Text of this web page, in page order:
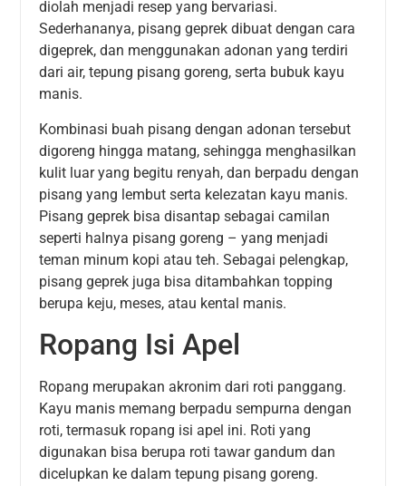
diolah menjadi resep yang bervariasi.
Sederhananya, pisang geprek dibuat dengan cara
digeprek, dan menggunakan adonan yang terdiri
dari air, tepung pisang goreng, serta bubuk kayu
manis.
Kombinasi buah pisang dengan adonan tersebut
digoreng hingga matang, sehingga menghasilkan
kulit luar yang begitu renyah, dan berpadu dengan
pisang yang lembut serta kelezatan kayu manis.
Pisang geprek bisa disantap sebagai camilan
seperti halnya pisang goreng – yang menjadi
teman minum kopi atau teh. Sebagai pelengkap,
pisang geprek juga bisa ditambahkan topping
berupa keju, meses, atau kental manis.
Ropang Isi Apel
Ropang merupakan akronim dari roti panggang.
Kayu manis memang berpadu sempurna dengan
roti, termasuk ropang isi apel ini. Roti yang
digunakan bisa berupa roti tawar gandum dan
dicelupkan ke dalam tepung pisang goreng.